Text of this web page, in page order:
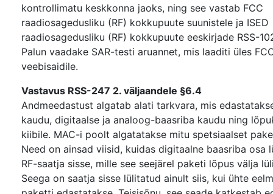
kontrollimatu keskkonna jaoks, ning see vastab FCC
raadiosagedusliku (RF) kokkupuute suunistele ja ISED
raadiosagedusliku (RF) kokkupuute eeskirjade RSS-
Palun vaadake SAR-testi aruannet, mis laaditi üles
veebisaidile.
Vastavus RSS-247 2. väljaandele §6.4
Andmeedastust algatab alati tarkvara, mis
kaudu, digitaalse ja analoog-baasriba kaudu ning
kiibile. MAC-i poolt algatatakse mitu spetsiaalset
Need on ainsad viisid, kuidas digitaalne baasriba osa
RF-saatja sisse, mille see seejärel paketi lõpus välja
Seega on saatja sisse lülitatud ainult siis, kui ühte